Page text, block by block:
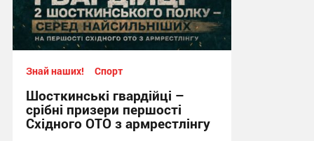
Знай наших! Спорт
Шосткинські гвардійці –
срібні призери першості
Східного ОТО з армрестлінгу